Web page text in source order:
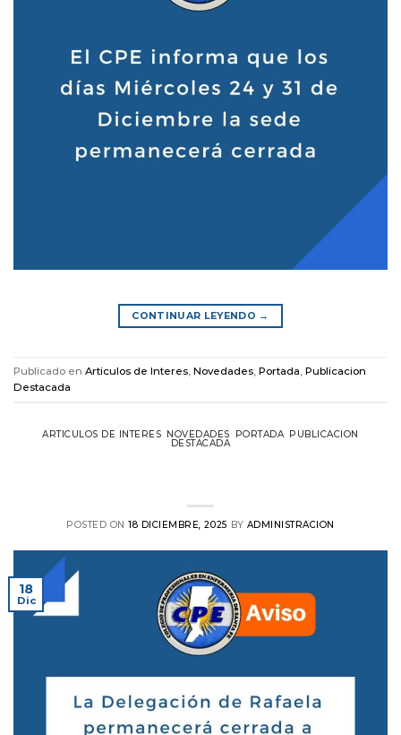
CONTINUAR LEYENDO →
Publicado en Articulos de Interes Novedades Portada Publicacion
Destacada
ARTICULOS DE INTERES NOVEDADES PORTADA PUBLICACION
DESTACADA
POSTED ON18 DICIEMBRE, 2025 BY ADMINISTRACION
18
Dic